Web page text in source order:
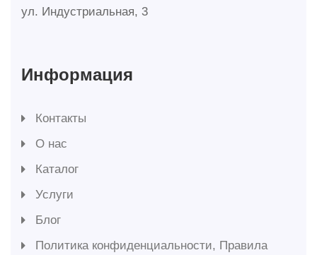
ул. Индустриальная, 3
Информация
Контакты
О нас
Каталог
Услуги
Блог
Политика конфиденциальности, Правила